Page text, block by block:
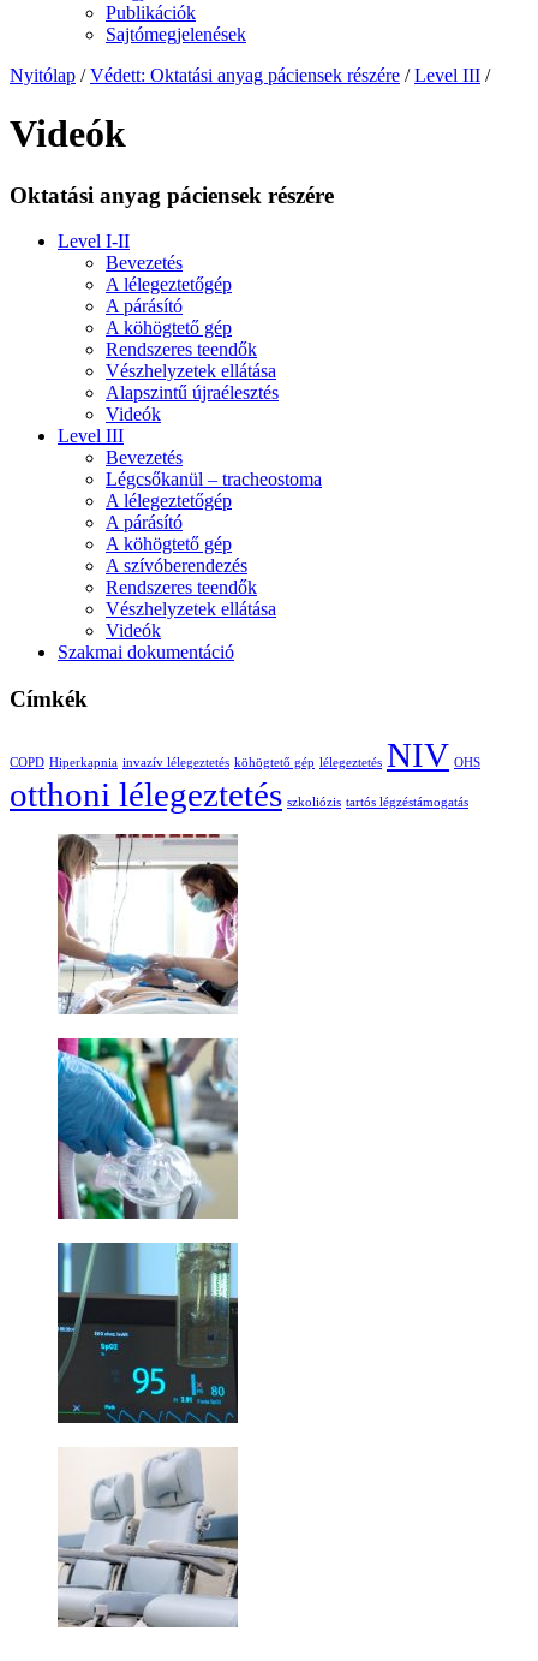
Publikációk
Sajtómegjelenések
Nyitólap / Védett: Oktatási anyag páciensek részére / Level III /
Videók
Oktatási anyag páciensek részére
Level I-II
Bevezetés
A lélegeztetőgép
A párásító
A köhögtető gép
Rendszeres teendők
Vészhelyzetek ellátása
Alapszintű újraélesztés
Videók
Level III
Bevezetés
Légcsőkanül – tracheostoma
A lélegeztetőgép
A párásító
A köhögtető gép
A szívóberendezés
Rendszeres teendők
Vészhelyzetek ellátása
Videók
Szakmai dokumentáció
Címkék
COPD Hiperkapnia invazív lélegeztetés köhögtető gép lélegeztetés NIV OHS
otthoni lélegeztetés szkoliózis tartós légzéstámogatás